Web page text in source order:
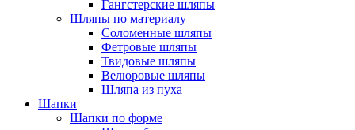
Гангстерские шляпы
Шляпы по материалу
Соломенные шляпы
Фетровые шляпы
Твидовые шляпы
Велюровые шляпы
Шляпа из пуха
Шапки
Шапки по форме